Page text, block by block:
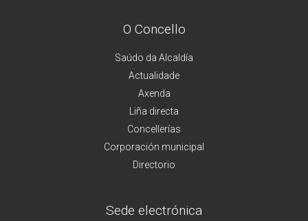
O Concello
Saúdo da Alcaldía
Actualidade
Axenda
Liña directa
Concellerías
Corporación municipal
Directorio
Sede electrónica